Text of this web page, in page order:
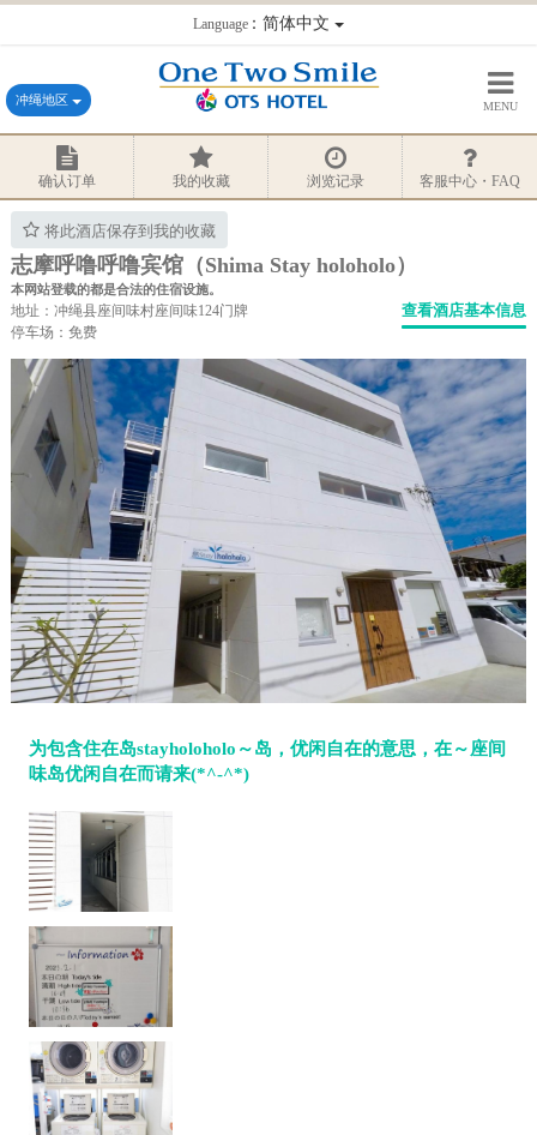
Language：简体中文
冲绳地区 MENU
确认订单 我的收藏 浏览记录 客服中心・FAQ
将此酒店保存到我的收藏
志摩呼噜呼噜宾馆（Shima Stay holoholo）
本网站登载的都是合法的住宿设施。
地址：冲绳县座间味村座间味124门牌
停车场：免费
查看酒店基本信息
为包含住在岛stayholoholo～岛，优闲自在的意思，在～座间
味岛优闲自在而请来(*^-^*)